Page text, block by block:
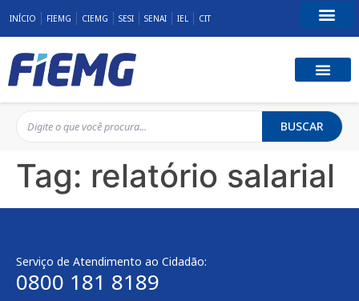
INÍCIO FIEMG CIEMG SESI SENAI IEL CIT
BUSCAR
Tag: relatório salarial
Serviço de Atendimento ao Cidadão:
0800 181 8189